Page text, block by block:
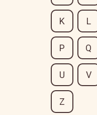
K L
P Q
U V
Z